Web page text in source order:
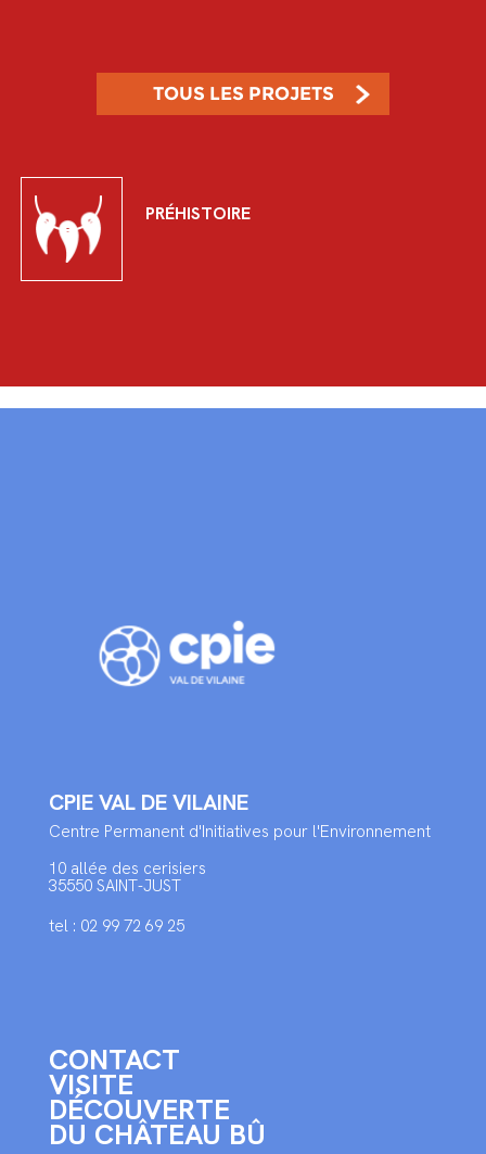
TOUS LES PROJETS
PRÉHISTOIRE
CPIE VAL DE VILAINE
Centre Permanent d'Initiatives pour l'Environnement
10 allée des cerisiers
35550 SAINT-JUST
tel : 02 99 72 69 25
CONTACT
VISITE
DÉCOUVERTE
DU CHÂTEAU BÛ